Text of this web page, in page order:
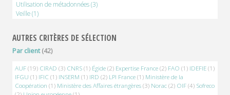
Utilisation de métadonnées(3)
Veille(1)
AUTRES CRITÈRES DE SÉLECTION
Par client(42)
AUF (19) CIRAD (3) CNRS (1) Égide (2) Expertise France (2) FAO (1) IDEFIE (1)
IFGU (1) IFIC (1) INSERM (1) IRD (2) LPI France (1) Ministère de la
Coopération (1) Ministère des Affaires étrangères (3) Norac (2) OIF (4) Sofreco